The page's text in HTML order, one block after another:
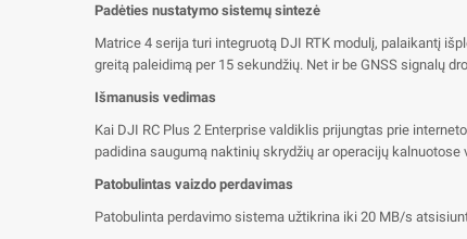
Padėties nustatymo sistemų sintezė
Matrice 4 serija turi integruotą DJI RTK modulį, palaikantį
greitą paleidimą per 15 sekundžių. Net ir be GNSS signalų
Išmanusis vedimas
Kai DJI RC Plus 2 Enterprise valdiklis prijungtas prie
padidina saugumą naktinių skrydžių ar operacijų kalnuotose
Patobulintas vaizdo perdavimas
Patobulinta perdavimo sistema užtikrina iki 20 MB/s